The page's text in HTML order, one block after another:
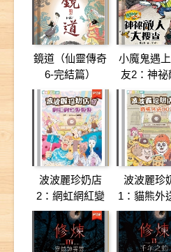
鏡道（仙靈傳奇
6-完結篇）
小魔鬼遇
友2：神祕
大搜查
波波麗珍奶店
2：網虹網紅變
變變
波波麗珍
1：貓熊外